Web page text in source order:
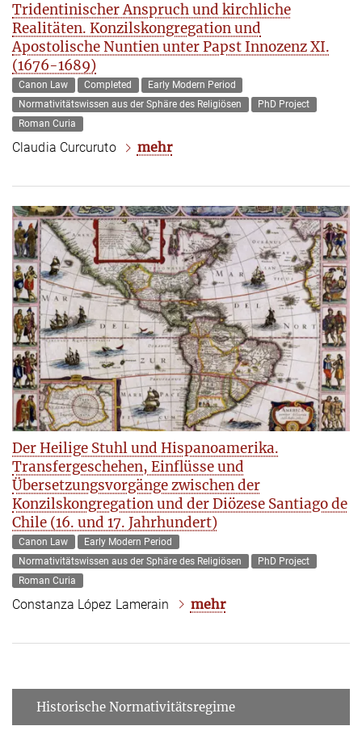
Tridentinischer Anspruch und kirchliche
Realitäten. Konzilskongregation und
Apostolische Nuntien unter Papst Innozenz XI.
(1676-1689)
Canon Law Completed
Early Modern Period
Normativitätswissen aus der Sphäre des Religiösen
PhD Project
Roman Curia
Claudia Curcuruto mehr
Der Heilige Stuhl und Hispanoamerika.
Transfergeschehen, Einflüsse und
Übersetzungsvorgänge zwischen der
Konzilskongregation und der Diözese Santiago de
Chile (16. und 17. Jahrhundert)
Canon Law
Early Modern Period
Normativitätswissen aus der Sphäre des Religiösen
PhD Project
Roman Curia
Constanza López Lamerain mehr
Historische Normativitätsregime